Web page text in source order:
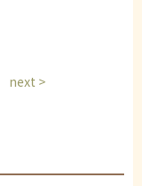
next >